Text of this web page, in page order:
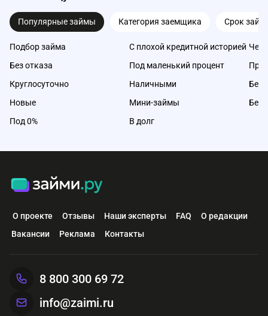
Популярные займы Категория заемщика Срок
Подбор займа
Без отказа
Круглосуточно
Новые
Под 0%
С плохой кредитной историей
Под маленький процент
Наличными
Мини-займы
В долг
Без
Без
О проекте Отзывы Наши эксперты FAQ
О редакции
Вакансии
Реклама Контакты
8 800 300 69 72
info@zaimi.ru